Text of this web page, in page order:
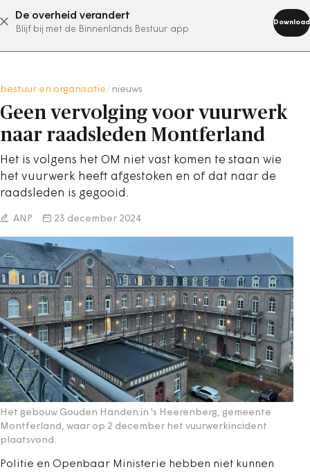
De overheid verandert
Blijf bij met de Binnenlands Bestuur app
Download
abonneer nu
bestuur en organisatie nieuws
Geen vervolging voor vuurwerk
naar raadsleden Montferland
Het is volgens het OM niet vast komen te staan wie
het vuurwerk heeft afgestoken en of dat naar de
raadsleden is gegooid.
ANP 23 december 2024
Het gebouw Gouden Handen in 's Heerenberg, gemeente
Montferland, waar op 2 december het vuurwerkincident
plaatsvond.
Politie en Openbaar Ministerie hebben niet kunnen